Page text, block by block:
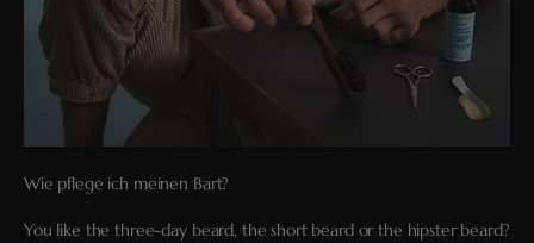
Wie pflege ich meinen Bart?
You like the three-day beard, the short beard or the hipster beard?